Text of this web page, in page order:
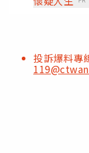
投訴爆料專